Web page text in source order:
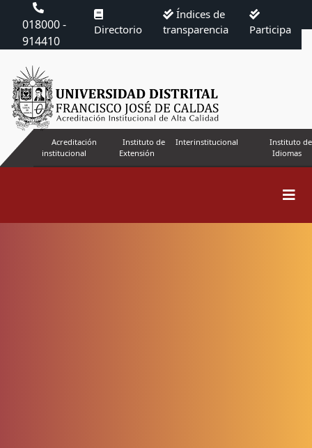
018000 -
914410
Directorio
Índices de
transparencia
Participa
Acreditación
institucional
Instituto de
Extensión
Interinstitucional
Instituto de
Idiomas